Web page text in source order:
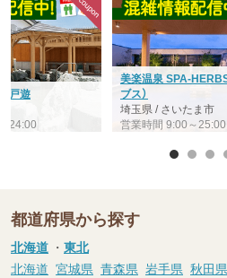
戸遊
24:00
美楽温泉 SPA-
ブス）
埼玉県 / さいたま市
営業時間 9:00～25:00
都道府県から探す
北海道 ・ 東北
北海道 宮城県 青森県 岩手県 秋田県